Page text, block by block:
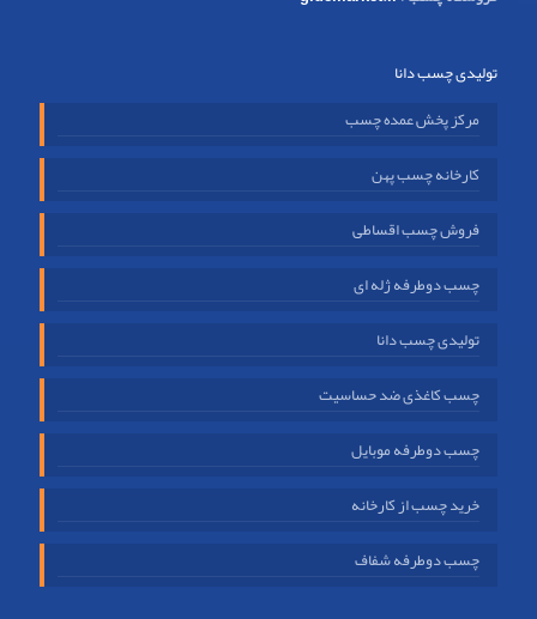
تولیدی چسب دانا
مرکز پخش عمده چسب
کارخانه چسب پهن
فروش چسب اقساطی
چسب دوطرفه ژله ای
تولیدی چسب دانا
چسب کاغذی ضد حساسیت
چسب دوطرفه موبایل
خرید چسب از کارخانه
چسب دوطرفه شفاف